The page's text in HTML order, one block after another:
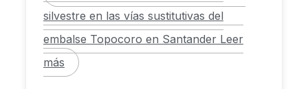
silvestre en las vías sustitutivas del
embalse Topocoro en SantanderLeer
más